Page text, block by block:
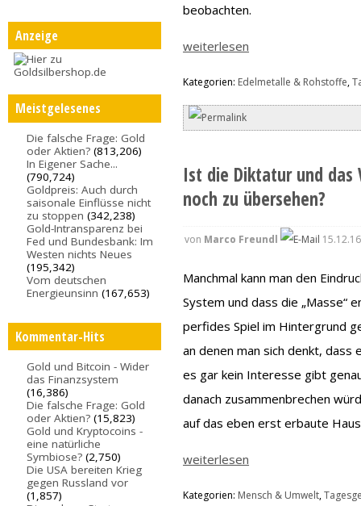
Anzeige
Meistgelesenes
Die falsche Frage: Gold
oder Aktien? (813,206)
In Eigener Sache...
(790,724)
Goldpreis: Auch durch
saisonale Einflüsse nicht
zu stoppen (342,238)
Gold-Intransparenz bei
Fed und Bundesbank: Im
Westen nichts Neues
(195,342)
Vom deutschen
Energieunsinn (167,653)
Kommentar-Hits
Gold und Bitcoin - Wider
das Finanzsystem
(16,386)
Die falsche Frage: Gold
oder Aktien? (15,823)
Gold und Kryptocoins -
eine natürliche
Symbiose? (2,750)
Die USA bereiten Krieg
gegen Russland vor
(1,857)
beobachten.
weiterlesen
Kategorien: Edelmetalle & Rohstoffe,
Ist die Diktatur und
noch zu übersehen?
von Marco Freundl
Manchmal kann man den
System und dass die „Masse“
perfides Spiel im Hintergrund
an denen man sich denkt,
es gar kein Interesse gibt
danach zusammenbrechen
auf das eben erst erbaute
weiterlesen
Kategorien: Mensch & Umwelt,